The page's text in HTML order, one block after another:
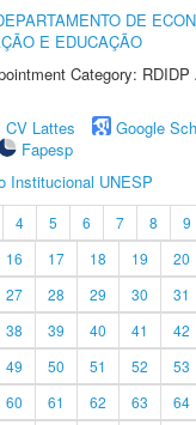
DE
E EDUCAÇÃO
Category: RDIDP
CV Lattes
Google
Fapesp
Institucional UNESP
4 5 6 7 8 9
16 17 18 19 20
27 28 29 30 31
38 39 40 41 42
49 50 51 52 53
60 61 62 63 64